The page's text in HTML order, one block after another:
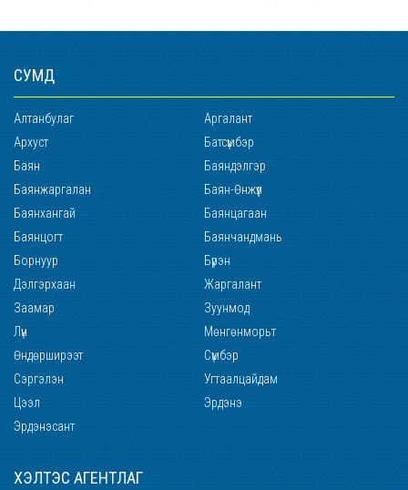
СУМД
Алтанбулаг
Аргалант
Архуст
Батсүмбэр
Баян
Баяндэлгэр
Баянжаргалан
Баян-Өнжүүл
Баянхангай
Баянцагаан
Баянцогт
Баянчандмань
Борнуур
Бүрэн
Дэлгэрхаан
Жаргалант
Заамар
Зуунмод
Лүн
Мөнгөнморьт
Өндөрширээт
Сүмбэр
Сэргэлэн
Угтаалцайдам
Цээл
Эрдэнэ
Эрдэнэсант
ХЭЛТЭС АГЕНТЛАГ